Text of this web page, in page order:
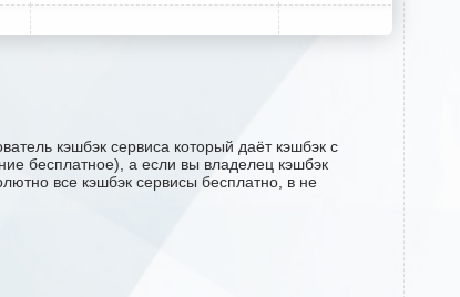
кэшбэк сервиса который даёт кэшбэк с
бесплатное), а если вы владелец кэшбэк
все кэшбэк сервисы бесплатно, в не